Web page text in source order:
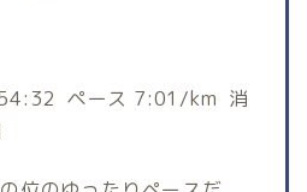
ペース 7:01/km 消